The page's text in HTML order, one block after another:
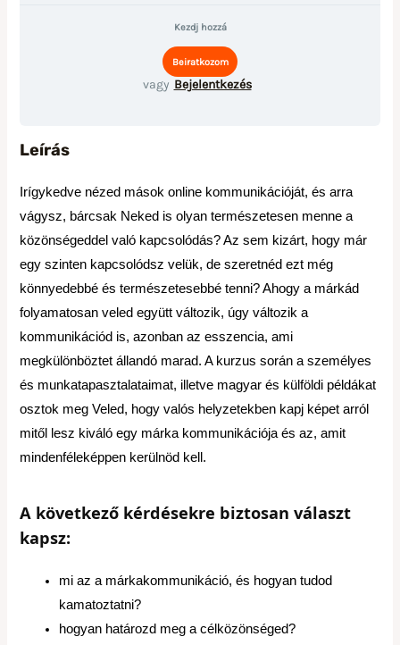
Kezdj hozzá
vagy Bejelentkezés
Leírás
Irígykedve nézed mások online kommunikációját, és arra
vágysz, bárcsak Neked is olyan természetesen menne a
közönségeddel való kapcsolódás? Az sem kizárt, hogy már
egy szinten kapcsolódsz velük, de szeretnéd ezt még
könnyedebbé és természetesebbé tenni? Ahogy a márkád
folyamatosan veled együtt változik, úgy változik a
kommunikációd is, azonban az esszencia, ami
megkülönböztet állandó marad. A kurzus során a személyes
és munkatapasztalataimat, illetve magyar és külföldi példákat
osztok meg Veled, hogy valós helyzetekben kapj képet arról
mitől lesz kiváló egy márka kommunikációja és az, amit
mindenféleképpen kerülnöd kell.
A következő kérdésekre biztosan választ
kapsz:
mi az a márkakommunikáció, és hogyan tudod
kamatoztatni?
hogyan határozd meg a célközönséged?